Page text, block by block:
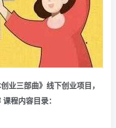
业三部曲》线下创业项目，
课程内容目录：